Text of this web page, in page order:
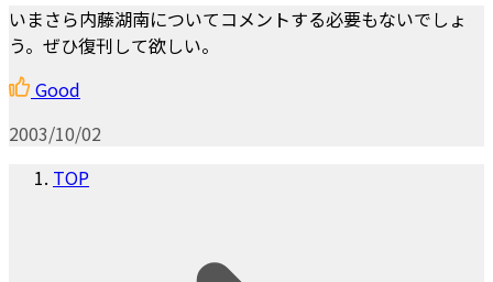
いまさら内藤湖南についてコメントする必要もないでしょ
う。ぜひ復刊して欲しい。
Good
2003/10/02
TOP